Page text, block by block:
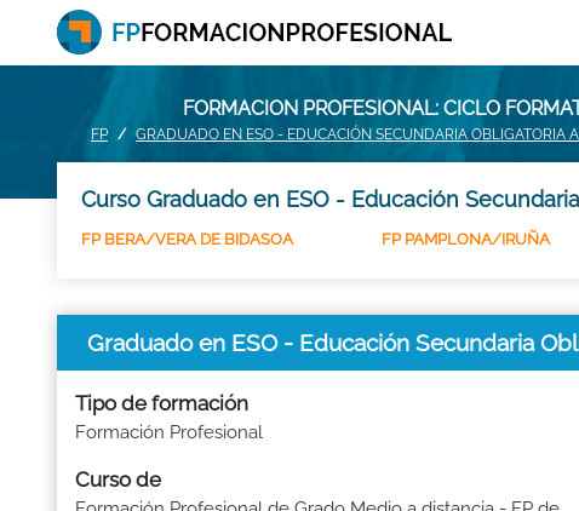
FORMACION PROFESIONAL: CICLO
FP GRADUADO EN ESO - EDUCACIÓN SECUNDARIA OBLIGATORIA
Curso Graduado en ESO - Educación
FP BERA/VERA DE BIDASOA FP PAMPLONA/IRUÑA
Graduado en ESO - Educación Secundaria
Tipo de formación
Formación Profesional
Curso de